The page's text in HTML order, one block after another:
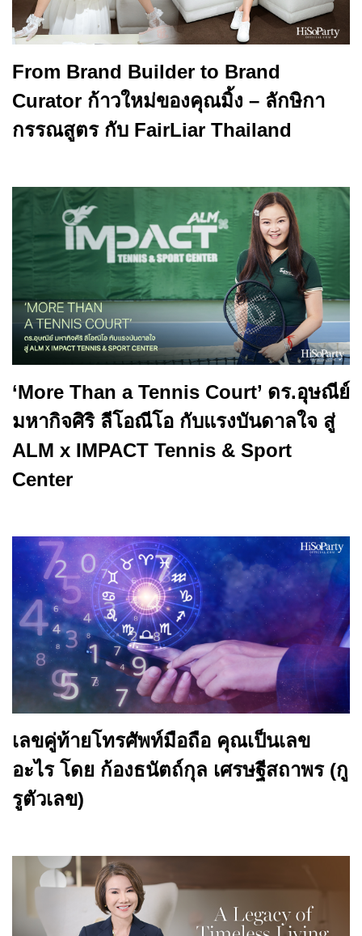
From Brand Builder to Brand
Curator ก้าวใหม่ของคุณมิ้ง – ลักษิกา
กรรณสูตร กับ FairLiar Thailand
‘More Than a Tennis Court’ ดร.อุษณีย์
มหากิจศิริ ลีโอณีโอ กับแรงบันดาลใจ สู่
ALM x IMPACT Tennis & Sport
Center
เลขคู่ท้ายโทรศัพท์มือถือ คุณเป็นเลข
อะไร โดย ก้องธนัตถ์กุล เศรษฐีสถาพร (กู
รูตัวเลข)